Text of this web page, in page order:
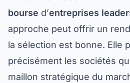
bourse d’entreprises
approche peut offrir un
la sélection est bonne. Elle
précisément les sociétés
maillon stratégique du